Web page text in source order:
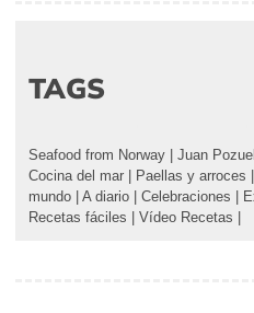
TAGS
Seafood from Norway Juan
Cocina del mar
Paellas y arroces
mundo
A diario Celebraciones
Recetas fáciles
Vídeo Recetas